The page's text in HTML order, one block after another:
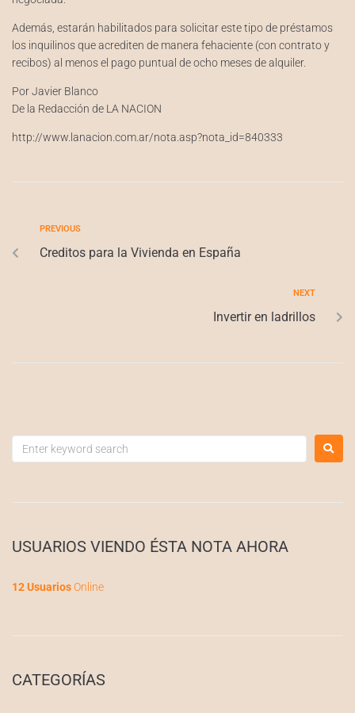
Además, estarán habilitados para solicitar este tipo de préstamos
los inquilinos que acrediten de manera fehaciente (con contrato y
recibos) al menos el pago puntual de ocho meses de alquiler.
Por Javier Blanco
De la Redacción de LA NACION
http://www.lanacion.com.ar/nota.asp?nota_id=840333
PREVIOUS
Creditos para la Vivienda en España
NEXT
Invertir en ladrillos
USUARIOS VIENDO ÉSTA NOTA AHORA
12 UsuariosOnline
CATEGORÍAS